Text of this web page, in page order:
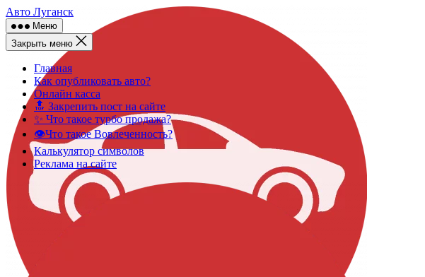
Skip
to
content
Авто Луганск
Меню
Закрыть меню
Главная
Как опубликовать авто?
Онлайн касса
🔝 Закрепить пост на сайте
✨ Что такое турбо продажа?
👁️Что такое Вовлеченность?
Калькулятор символов
Реклама на сайте